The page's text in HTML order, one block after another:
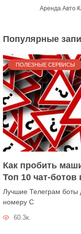
Аренда Авто
Популярные
ПОЛЕЗНЫЕ СЕРВИСЫ
Как пробить
Топ 10 чат-ботов
Лучшие Телеграм боты
номеру С
60.3к.